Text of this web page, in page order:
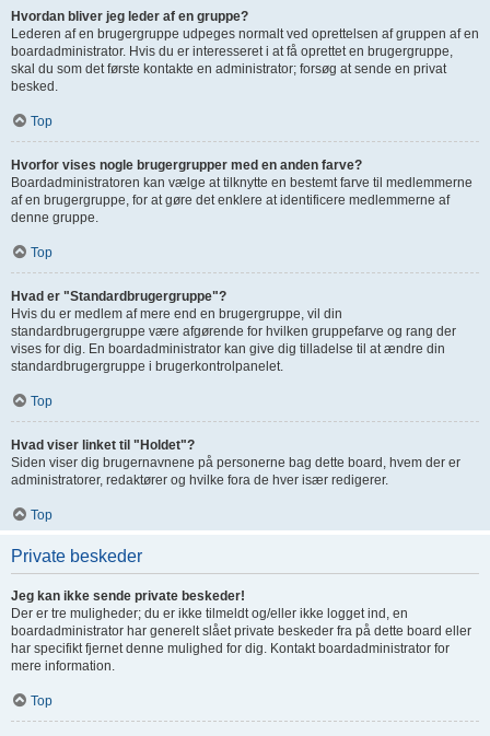
Hvordan bliver jeg leder af en gruppe?
Lederen af en brugergruppe udpeges normalt ved oprettelsen af gruppen af en
boardadministrator. Hvis du er interesseret i at få oprettet en brugergruppe,
skal du som det første kontakte en administrator; forsøg at sende en privat
besked.
Top
Hvorfor vises nogle brugergrupper med en anden farve?
Boardadministratoren kan vælge at tilknytte en bestemt farve til medlemmerne
af en brugergruppe, for at gøre det enklere at identificere medlemmerne af
denne gruppe.
Top
Hvad er "Standardbrugergruppe"?
Hvis du er medlem af mere end en brugergruppe, vil din
standardbrugergruppe være afgørende for hvilken gruppefarve og rang der
vises for dig. En boardadministrator kan give dig tilladelse til at ændre din
standardbrugergruppe i brugerkontrolpanelet.
Top
Hvad viser linket til "Holdet"?
Siden viser dig brugernavnene på personerne bag dette board, hvem der er
administratorer, redaktører og hvilke fora de hver især redigerer.
Top
Private beskeder
Jeg kan ikke sende private beskeder!
Der er tre muligheder; du er ikke tilmeldt og/eller ikke logget ind, en
boardadministrator har generelt slået private beskeder fra på dette board eller
har specifikt fjernet denne mulighed for dig. Kontakt boardadministrator for
mere information.
Top